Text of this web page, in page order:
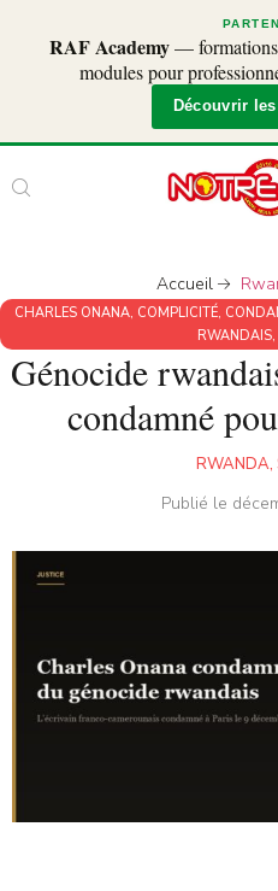
RAF Academy— formations
modules pour
Découvrir
Accueil
CHARLES ONANA, COMPLICITÉ,
RWANDAIS,
Génocide
condamné
RWANDA,
Publié le